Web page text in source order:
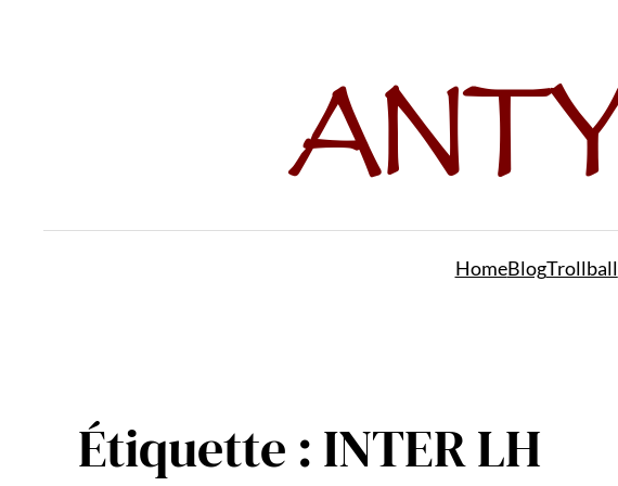
HomeBlogTrollball
Étiquette :INTER LH